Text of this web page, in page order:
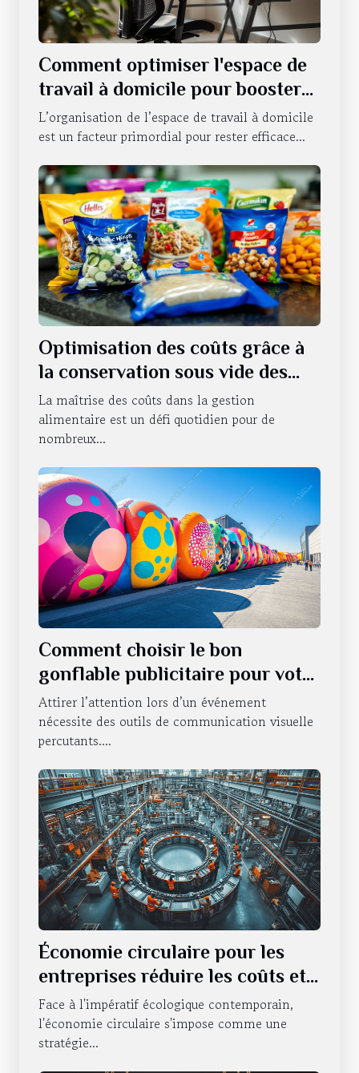
Comment optimiser l'espace de
travail à domicile pour booster
la productivité ?
L’organisation de l’espace de travail à domicile
est un facteur primordial pour rester efficace...
Optimisation des coûts grâce à
la conservation sous vide des
produits alimentaires
La maîtrise des coûts dans la gestion
alimentaire est un défi quotidien pour de
nombreux...
Comment choisir le bon
gonflable publicitaire pour votre
événement ?
Attirer l’attention lors d’un événement
nécessite des outils de communication visuelle
percutants....
Économie circulaire pour les
entreprises réduire les coûts et
l'impact environnemental
Face à l'impératif écologique contemporain,
l'économie circulaire s'impose comme une
stratégie...